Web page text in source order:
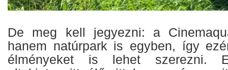
De meg kell jegyezni: a
hanem natúrpark is egyben, így
élményeket is lehet szerezni.